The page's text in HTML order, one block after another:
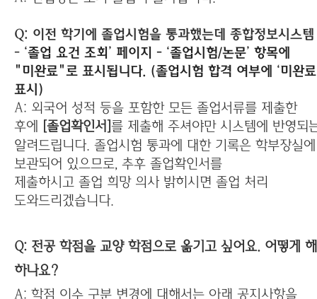
Q: 이전 학기에 졸업시험을 통과했는데 종합정보시스템
- ‘졸업 요건 조회’ 페이지 - ‘졸업시험/논문’ 항목에
"미완료"로 표시됩니다. (졸업시험 합격 여부에 ‘미완료
표시)
A: 외국어 성적 등을 포함한 모든 졸업서류를 제출한
후에 [졸업확인서]를 제출해 주셔야만 시스템에 반영되
알려드립니다. 졸업시험 통과에 대한 기록은 학부장실에
보관되어 있으므로, 추후 졸업확인서를
제출하시고 졸업 희망 의사 밝히시면 졸업 처리
도와드리겠습니다.
Q: 전공 학점을 교양 학점으로 옮기고 싶어요. 어떻게
하나요?
A: 학점 이수 구분 변경에 대해서는 아래 공지사항을